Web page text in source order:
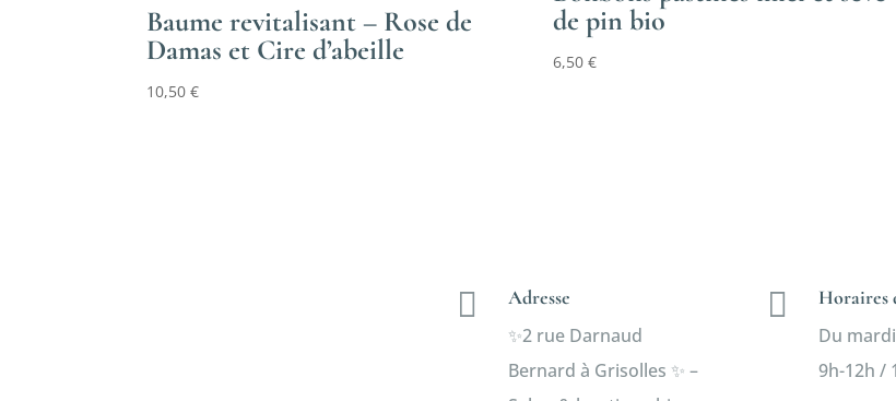
Baume revitalisant – Rose de
Damas et Cire d’abeille
10,50€
de pin bio
6,50 €

Adresse
✨2 rue Darnaud
Bernard à Grisolles ✨ –

Horaires
Du
9h-12h /